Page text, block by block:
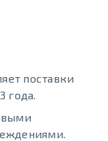
поставки
года.